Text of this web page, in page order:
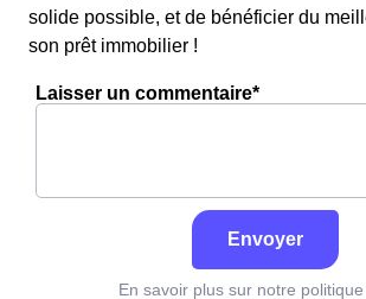
solide possible, et de bénéficier du
son prêt immobilier !
Laisser un commentaire*
Envoyer
En savoir plus sur notre